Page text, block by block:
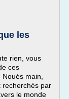
les
rien, vous
ces
main,
recherchés par
le monde